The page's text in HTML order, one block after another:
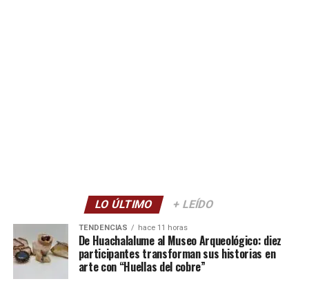
LO ÚLTIMO + LEÍDO
TENDENCIAS hace 11 horas
De Huachalalume al Museo Arqueológico: diez
participantes transforman sus historias en
arte con “Huellas del cobre”